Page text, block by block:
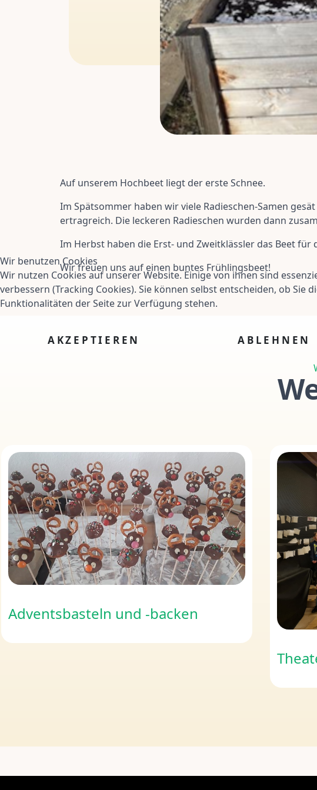
Auf unserem Hochbeet liegt der erste Schnee.
Im Spätsommer haben wir viele Radieschen-Samen
ertragreich. Die leckeren Radieschen wurden dann
Im Herbst haben die Erst- und Zweitklässler das Beet
Wir freuen uns auf einen buntes Frühlingsbeet!
Adventsbasteln und -backen
Wir benutzen Cookies
Wir nutzen Cookies auf unserer Website. Einige von ihnen sind
verbessern (Tracking Cookies). Sie können selbst entscheiden, ob
Funktionalitäten der Seite zur Verfügung stehen.
AKZEPTIEREN ABLEHNEN